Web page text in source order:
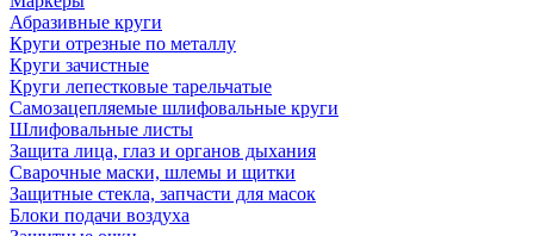
Абразивные круги
Круги отрезные по металлу
Круги зачистные
Круги лепестковые тарельчатые
Самозацепляемые шлифовальные круги
Шлифовальные листы
Защита лица, глаз и органов дыхания
Сварочные маски, шлемы и щитки
Защитные стекла, запчасти для масок
Блоки подачи воздуха